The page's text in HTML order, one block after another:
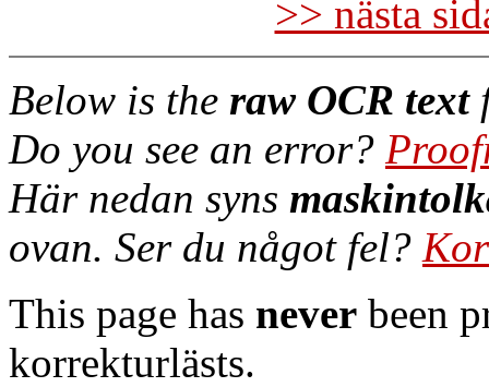
>> nästa
Below is the raw OCR text
Do you see an error?
Här nedan syns
ovan. Ser du något fel?
This page has never been
korrekturlästs.